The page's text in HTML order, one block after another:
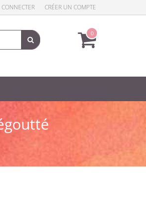
CONNECTER CRÉER UN COMPTE
0